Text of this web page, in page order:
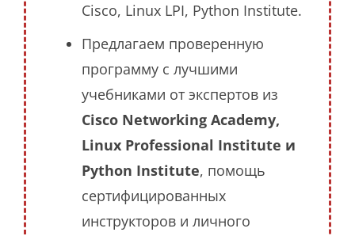
Cisco, Linux LPI, Python Institute.
Предлагаем проверенную
программу с лучшими
учебниками от экспертов из
Cisco Networking Academy,
Linux Professional Institute и
Python Institute, помощь
сертифицированных
инструкторов и личного